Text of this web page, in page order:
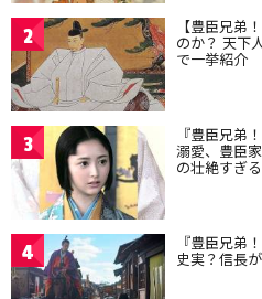
2 【豊臣兄弟
のか？ 天下
で一挙紹介
3 『豊臣兄弟
溺愛、豊臣
の壮絶すぎ
4 『豊臣兄弟
史実？信長